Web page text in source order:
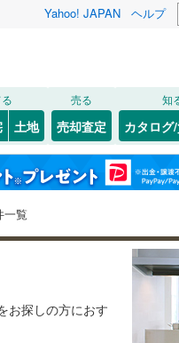
Yahoo! JAPAN ヘルプ
土地
売る
売却査定
知
カタログ
一覧
お探しの方におす
山形 福島
9)
水
只
) 山
以上（4）
ト
ージ
た
から設定できます。
上
ストを見る
ストを見る